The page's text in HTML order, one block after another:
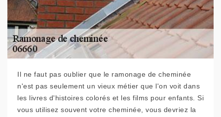
Il ne faut pas oublier que le ramonage de cheminée
n'est pas seulement un vieux métier que l'on voit dans
les livres d'histoires colorés et les films pour enfants. Si
vous utilisez souvent votre cheminée, vous devriez la